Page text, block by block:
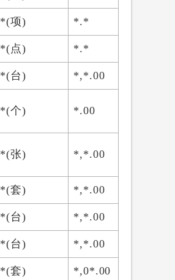
*(项) *.*
*(点) *.*
*(台) *,*.00
*(个) *.00
*(张) *,*.00
*(套) *,*.00
*(台) *,*.00
*(台) *,*.00
*(套) *,0*.00